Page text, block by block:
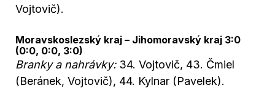
Vojtovič).
Moravskoslezský kraj – Jihomoravský kraj 3:0
(0:0, 0:0, 3:0)
Branky a nahrávky:34. Vojtovič, 43. Čmiel
(Beránek, Vojtovič), 44. Kylnar (Pavelek).